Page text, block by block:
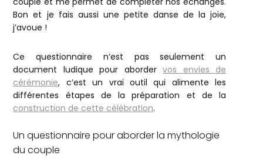
Bon et je fais aussi une petite danse de la joie,
j’avoue !
Ce questionnaire n’est pas seulement un
document ludique pour abordervos envies de
cérémonie, c’est un vrai outil qui alimente les
différentes étapes de la préparation et de la
construction de cette célébration.
Un questionnaire pour aborder la mythologie
du couple